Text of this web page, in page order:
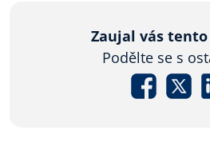
Zaujal vás
Podělte se s